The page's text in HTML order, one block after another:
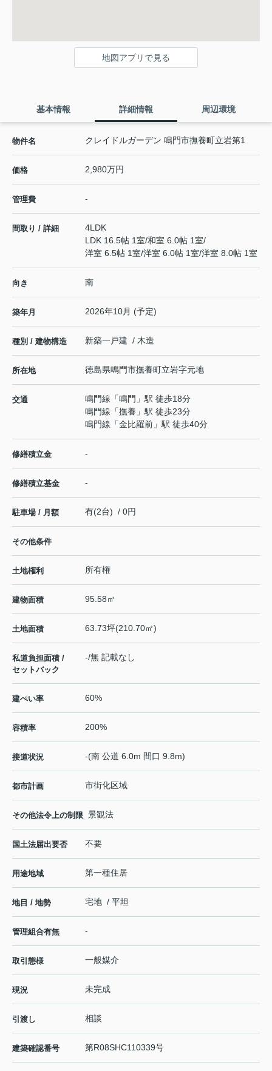
地図アプリで見る
基本情報 詳細情報 周辺環境
物件名 クレイドルガーデン 鳴門市撫養町立岩第1
価格 2,980万円
管理費 -
間取り / 詳細
4LDK
LDK 16.5帖 1室/和室 6.0帖 1室/
洋室 6.5帖 1室/洋室 6.0帖 1室/洋室 8.0帖 1室
向き 南
築年月 2026年10月 (予定)
種別 / 建物構造 新築一戸建 / 木造
所在地 徳島県鳴門市撫養町立岩字元地
交通 鳴門線 「鳴門 」駅 徒歩18分
鳴門線 「撫養 」駅 徒歩23分
鳴門線 「金比羅前 」駅 徒歩40分
修繕積立金 -
修繕積立基金 -
駐車場 / 月額 有(2台) / 0円
その他条件
土地権利 所有権
建物面積 95.58㎡
土地面積 63.73坪(210.70㎡)
私道負担面積 /
セットバック
-/無 記載なし
建ぺい率 60%
容積率 200%
接道状況 -(南 公道 6.0m 間口 9.8m)
都市計画 市街化区域
その他法令上の制限 景観法
国土法届出要否 不要
用途地域 第一種住居
地目 / 地勢 宅地 / 平坦
管理組合有無 -
取引態様 一般媒介
現況 未完成
引渡し 相談
建築確認番号 第R08SHC110339号